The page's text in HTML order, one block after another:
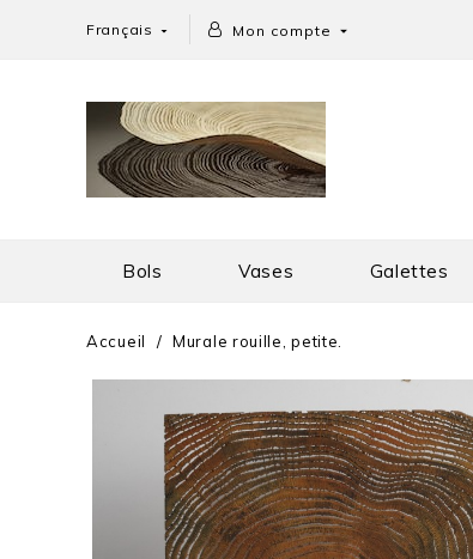
Français  Mon compte 
Bols Vases Galettes
Accueil Murale rouille, petite.